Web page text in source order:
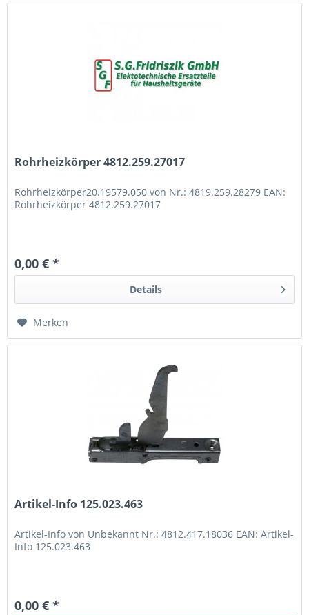
Rohrheizkörper 4812.259.27017
Rohrheizkörper20.19579.050 von Nr.: 4819.259.28279 EAN:
Rohrheizkörper 4812.259.27017
0,00 € *
Details
Merken
Artikel-Info 125.023.463
Artikel-Info von Unbekannt Nr.: 4812.417.18036 EAN: Artikel-
Info 125.023.463
0,00 € *